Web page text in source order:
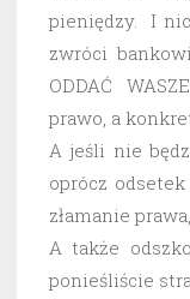
pieniędzy. I
zwróci
ODDAĆ
prawo, a
A jeśli nie
oprócz
złamanie
A także
ponieśliście